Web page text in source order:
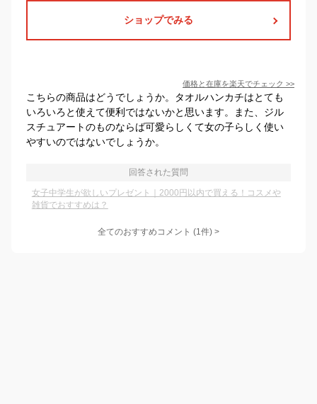
ショップでみる
価格と在庫を楽天でチェック >>
こちらの商品はどうでしょうか。タオルハンカチはとても
いろいろと使えて便利ではないかと思います。また、ジル
スチュアートのものならば可愛らしくて女の子らしく使い
やすいのではないでしょうか。
回答された質問
女子中学生が欲しいプレゼント｜2000円以内で買える！コスメや
雑貨でおすすめは？
全てのおすすめコメント (1件) >